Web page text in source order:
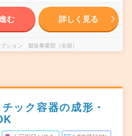
む 詳しく見る
ション 製造事業部（全国）
ック容器の成形・